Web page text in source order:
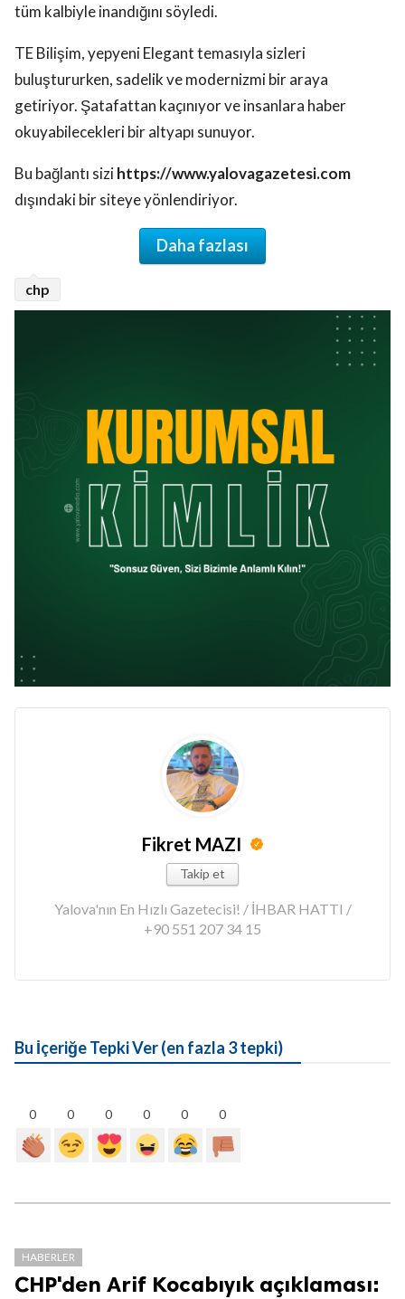
tüm kalbiyle inandığını söyledi.
TE Bilişim, yepyeni Elegant temasıyla sizleri
buluştururken, sadelik ve modernizmi bir araya
getiriyor. Şatafattan kaçınıyor ve insanlara haber
okuyabilecekleri bir altyapı sunuyor.
Bu bağlantı sizihttps://www.yalovagazetesi.com
dışındaki bir siteye yönlendiriyor.
Daha fazlası
chp
Fikret MAZI
Takip et
Yalova'nın En Hızlı Gazetecisi! / İHBAR HATTI /
+90 551 207 34 15
Bu İçeriğe Tepki Ver (en fazla 3 tepki)
0 0 0 0 0 0
HABERLER
CHP'den Arif Kocabıyık açıklaması: